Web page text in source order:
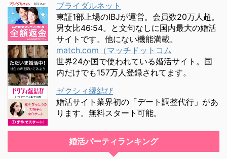
ブライダルネット
東証1部上場のIBJが運営。会員数20万人超。
男女比46:54。と文句なしに国内最大の婚活
サイトです。他にない機能満載。
match.com（マッチドットコム
世界24か国で使われている婚活サイト。国
内だけでも157万人登録されてます。
ゼクシィ縁結び
婚活サイト業界初の「デート調整代行」があ
ります。無料スタート可能。
婚活パーティランキング